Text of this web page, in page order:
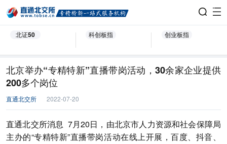
北证50 科创板指 创业板指
北京举办“专精特新”直播带岗活动，30余家企业提供
200多个岗位
直通北交所 2022-07-20
直通北交所消息 7月20日，由北京市人力资源和社会保障局
主办的“专精特新”直播带岗活动在线上开展，百度、抖音、